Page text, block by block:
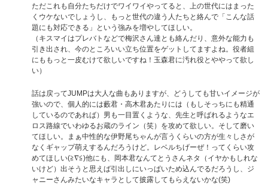
ただこれも自分たちだけでワイワイやってると、上の世代にはまった
くウケないでしょうし、もっと世代の違う人たちと絡んで「こんな話
題にも対応できる」という強みを増やしてほしい。
（キスマイはプレバトなどで梅沢さん達とも絡んだり、意外な能力も
引き出され、今のところいい立ち位置をゲットしてますよね。役者組
にももっと一皮むけて欲しいですね！玉森君に汚れ役とややって欲し
い）
話は戻ってJUMPは大人な曲もありますが、どうしても甘いイメージが
強いので、個人的には藪君・高木君あたりには（もしそっちにも精通
しているのであれば）男も一目置くような、先生と呼ばれるようなエ
ロス路線でいわゆるお蔵のライン（笑）を攻めて欲しい。そして磨い
てほしい。まぁ中性的な伊野尾ちゃんが言うくらいの方が生々しさが
なくギャップ萌えするんだろうけど。レベルちげーぜ！ってくらい攻
めてほしい(≧∇≦)他にも、岡本君なんてとうさんネタ（イヤかもしれな
いけど）出そうと思えば引出しにいっぱいため込んでるだろうし、ジ
ャニーさんみたいなキャラとして披露してもらえないかな(笑)